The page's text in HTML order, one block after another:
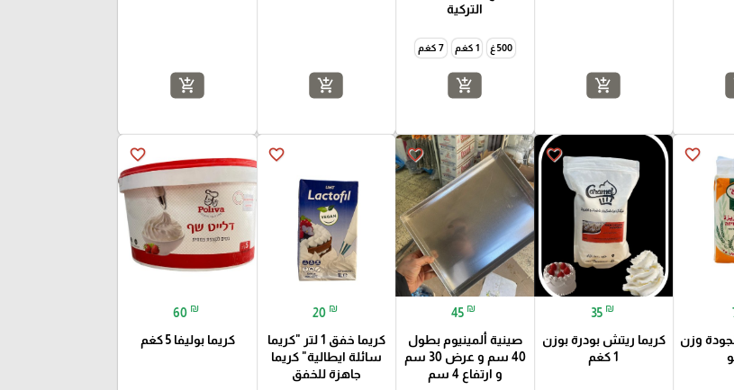
add_shopping_cart
التركية
500 غ 1 كغم 7 كغم
add_shopping_cart
add_shopping_cart
add_shopping_cart
favorite_border
وزن
favorite_border
35 ₪
كريما ريتش بودرة بوزن
1 كغم
favorite_border
45 ₪
صينية ألمينيوم بطول
40 سم و عرض 30 سم
و ارتفاع 4 سم
favorite_border
20 ₪
كريما خفق 1 لتر "كريما
سائلة ايطالية" كريما
جاهزة للخفق
favorite_border
60 ₪
كريما بوليفا 5 كغم